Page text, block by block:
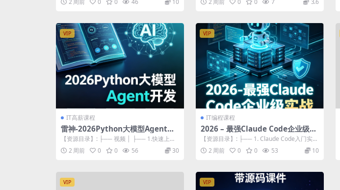
2 周前 0 0 46 10 2 周前 0 0 7 3.6
VIP
IT高薪课程
雷神-2026Python大模型Agent开
发
【资源目录】: ├── 视频 │ ├── 1.快速上手P
ython与AI生态 │...
2 周前 0 0 56 30
VIP
IT编程课程
2026 – 最强Claude Code企业级实
战
【资源目录】: ├── 1. Claude Code入门实战
│ ├── 01....
2 周前 0 0 53 10
VIP VIP